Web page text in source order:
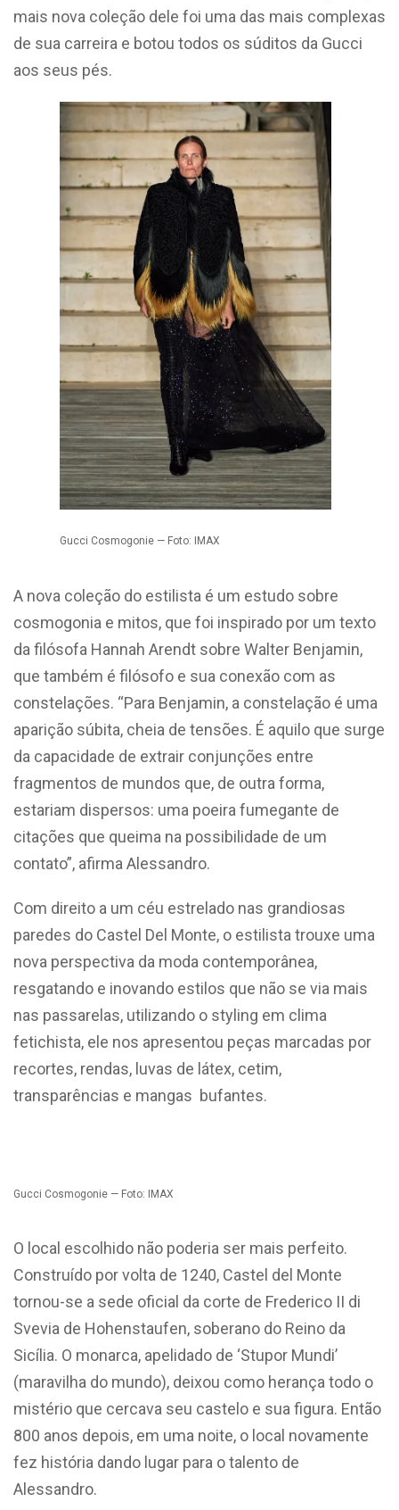
mais nova coleção dele foi uma das mais complexas
de sua carreira e botou todos os súditos da Gucci
aos seus pés.
Gucci Cosmogonie — Foto: IMAX
A nova coleção do estilista é um estudo sobre
cosmogonia e mitos, que foi inspirado por um texto
da filósofa Hannah Arendt sobre Walter Benjamin,
que também é filósofo e sua conexão com as
constelações. “Para Benjamin, a constelação é uma
aparição súbita, cheia de tensões. É aquilo que surge
da capacidade de extrair conjunções entre
fragmentos de mundos que, de outra forma,
estariam dispersos: uma poeira fumegante de
citações que queima na possibilidade de um
contato”, afirma Alessandro.
Com direito a um céu estrelado nas grandiosas
paredes do Castel Del Monte, o estilista trouxe uma
nova perspectiva da moda contemporânea,
resgatando e inovando estilos que não se via mais
nas passarelas, utilizando o styling em clima
fetichista, ele nos apresentou peças marcadas por
recortes, rendas, luvas de látex, cetim,
transparências e mangas bufantes.
Gucci Cosmogonie — Foto: IMAX
O local escolhido não poderia ser mais perfeito.
Construído por volta de 1240, Castel del Monte
tornou-se a sede oficial da corte de Frederico II di
Svevia de Hohenstaufen, soberano do Reino da
Sicília. O monarca, apelidado de ‘Stupor Mundi’
(maravilha do mundo), deixou como herança todo o
mistério que cercava seu castelo e sua figura. Então
800 anos depois, em uma noite, o local novamente
fez história dando lugar para o talento de
Alessandro.